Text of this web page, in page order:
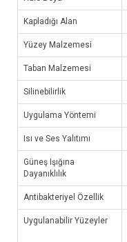
Kapladığı Alan
Yüzey Malzemesi
Taban Malzemesi
Silinebilirlik
Uygulama Yöntemi
Isı ve Ses Yalıtımı
Güneş Işığına
Dayanıklılık
Antibakteriyel Özellik
Uygulanabilir Yüzeyler